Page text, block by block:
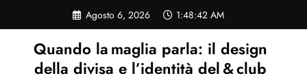
contenuto
Agosto 6, 2026 1:48:42 AM
Quando la maglia parla: il design
della divisa e l’identità del & club